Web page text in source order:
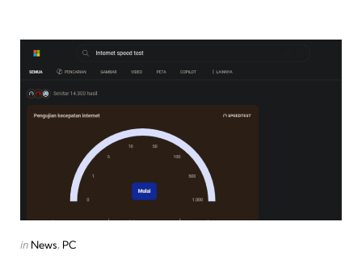
Categories
Posted
in News PC